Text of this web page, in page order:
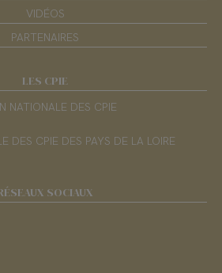
VIDÉOS
PARTENAIRES
LES CPIE
NATIONALE DES CPIE
DES CPIE DES PAYS DE LA LOIRE
SOCIAUX